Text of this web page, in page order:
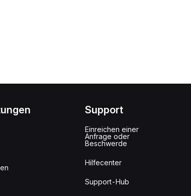
Support
Einreichen einer
Anfrage oder
Beschwerde
Hilfecenter
Support-Hub